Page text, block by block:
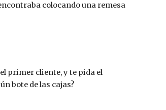
colocando una remesa
primer cliente, y te pida el
bote de las cajas?